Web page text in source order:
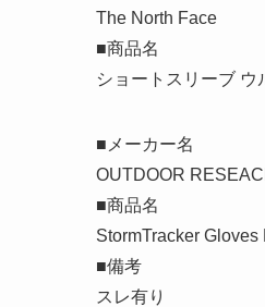
The North Face
■商品名
ショートスリーブ
■メーカー名
OUTDOOR
■商品名
StormTracker Gloves
■備考
スレ有り